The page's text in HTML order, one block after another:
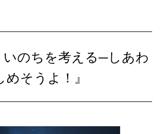
いのちを考える─しあわ
そうよ！』